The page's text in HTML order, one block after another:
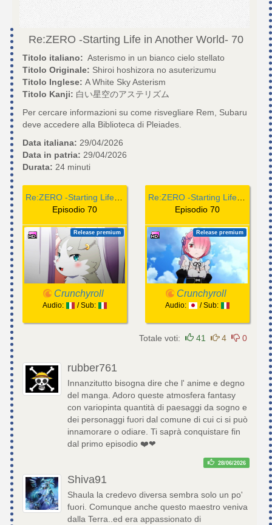
Re:ZERO -Starting Life in Another World- 70
Titolo italiano: Asterismo in un bianco cielo stellato
Titolo Originale: Shiroi hoshizora no asuterizumu
Titolo Inglese: A White Sky Asterism
Titolo Kanji: 白い星空のアステリズム
Per cercare informazioni su come risvegliare Rem, Subaru
deve accedere alla Biblioteca di Pleiades.
Data italiana: 29/04/2026
Data in patria: 29/04/2026
Durata: 24 minuti
Episodio 70
Release premium
Crunchyroll
Audio: / Sub:
Episodio 70
Release premium
Crunchyroll
Audio: / Sub:
Totale voti: 41 4 0
rubber761
Innanzitutto bisogna dire che l' anime e degno
del manga. Adoro queste atmosfera fantasy
con variopinta quantità di paesaggi da sogno e
dei personaggi fuori dal comune di cui ci si può
innamorare o odiare. Ti saprà conquistare fin
dal primo episodio ❤️❤
28/06/2026
Shiva91
Shaula la credevo diversa sembra solo un po'
fuori. Comunque anche questo maestro veniva
dalla Terra..ed era appassionato di